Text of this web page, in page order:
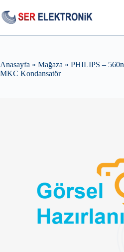
to
content
Anasayfa » Mağaza » PHILIPS –
MKC Kondansatör